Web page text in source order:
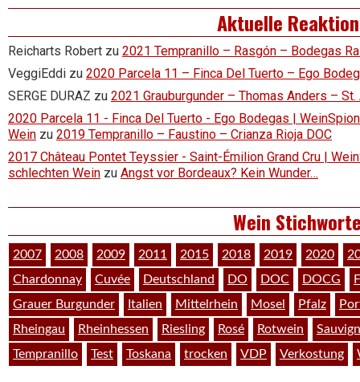
Aktuelle
Reicharts Robert zu 2021 Tempranillo – Rasgón – Bodegas
VeggiEddi zu 2020 Parcela 11 – Finca Del Tuerto – Ego
SERGE DURAZ zu 2021 Grauburgunder – Thomas Anders – St.
2020 Parcela 11 - Finca Del Tuerto - Ego Bodegas |
Wein zu 2019 Tempranillo – Faustino – Crianza Rioja DOC
2017 Château Pontet Teyssier - Saint-Émilion Grand Cru |
schlechten Wein zu Angst vor Bordeaux? Kein Wunder…
Wein
2007 2008 2009 2011 2015 2018 2019 2020
Chardonnay
Cuvée Deutschland DO DOC DOCG
Grauer Burgunder
Italien Mittelrhein Mosel Pfalz
Rheingau
Rheinhessen Riesling Rosé Rotwein
Tempranillo
Test Toskana trocken VDP Verkostung